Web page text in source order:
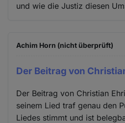
und wie die Justiz diesen
Achim Horn (nicht überprüft)
Der Beitrag von
Der Beitrag von Christian
seinem Lied traf genau den
Liedes stimmt und ist